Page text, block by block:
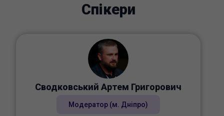
Спікери
Сводковський Артем Григорович
Модератор (м. Дніпро)